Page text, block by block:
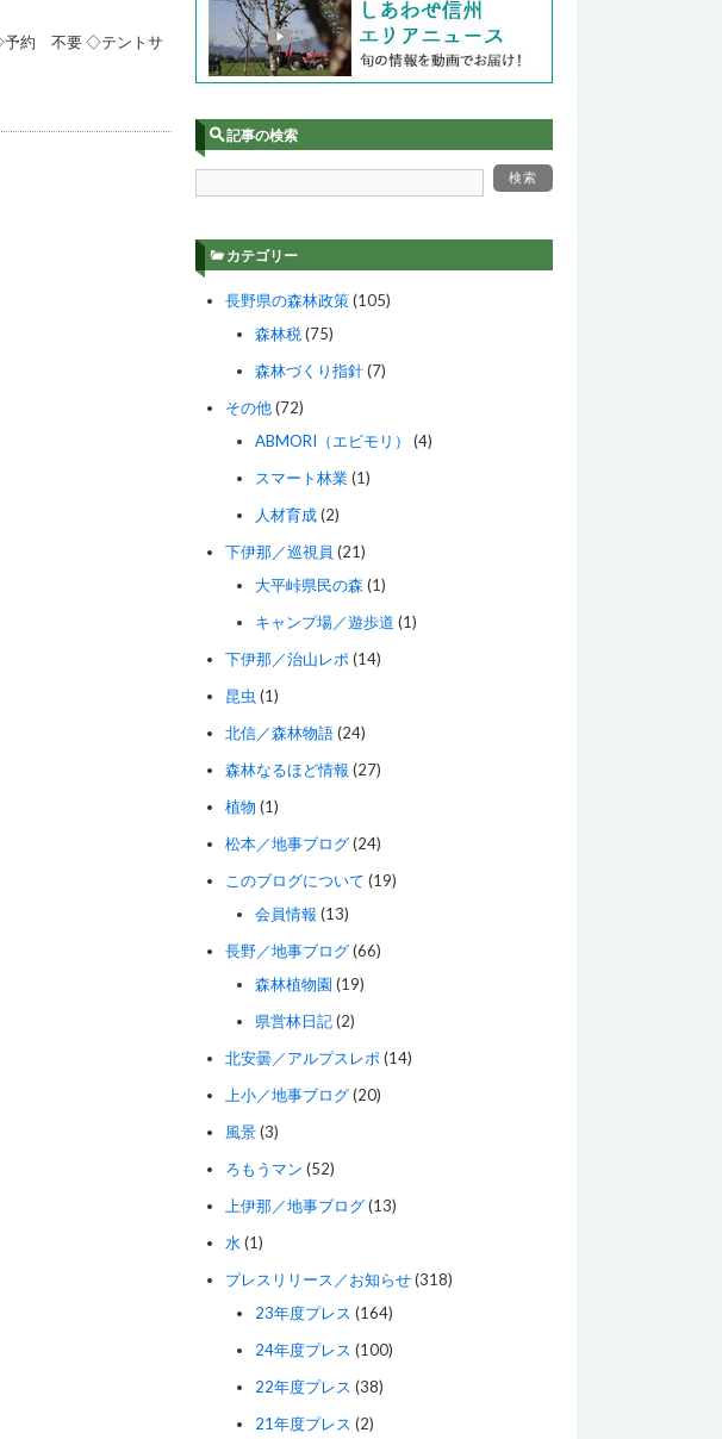
予約 不要 ◇テントサ
記事の検索
カテゴリー
長野県の森林政策(105)
森林税 (75)
森林づくり指針(7)
その他(72)
ABMORI（エビモリ）
(4)
スマート林業(1)
人材育成(2)
下伊那／巡視員 (21)
大平峠県民の森 (1)
キャンプ場／遊歩道 (1)
下伊那／治山レポ (14)
昆虫 (1)
北信／森林物語(24)
森林なるほど情報 (27)
植物 (1)
松本／地事ブログ(24)
このブログについて (19)
会員情報 (13)
長野／地事ブログ(66)
森林植物園 (19)
県営林日記(2)
北安曇／アルプスレポ (14)
上小／地事ブログ(20)
風景(3)
ろもうマン (52)
上伊那／地事ブログ(13)
水 (1)
プレスリリース／お知らせ(318)
23年度プレス (164)
24年度プレス (100)
22年度プレス (38)
21年度プレス (2)